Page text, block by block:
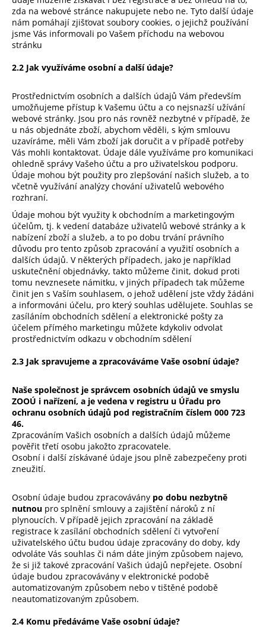
zda na webové stránce nakupujete nebo ne. Tyto další údaje
nám pomáhají zjišťovat soubory cookies, o jejichž používání
jsme Vás informovali po Vašem příchodu na webovou
stránku
2.2 Jak využíváme osobní a další údaje?
Prostřednictvím osobních a dalších údajů Vám především
umožňujeme přístup k Vašemu účtu a co nejsnazší užívání
webové stránky. Jsou pro nás rovněž nezbytné v případě, že
u nás objednáte zboží, abychom věděli, s kým smlouvu
uzavíráme, měli Vám zboží jak doručit a v případě potřeby
Vás mohli kontaktovat. Údaje dále využíváme pro komunikaci
ohledně správy Vašeho účtu a pro uživatelskou podporu.
Údaje mohou být použity pro zlepšování našich služeb, a to
včetně využívání analýzy chování uživatelů webového
rozhraní.
Údaje mohou být využity k obchodním a marketingovým
účelům, tj. k vedení databáze uživatelů webové stránky a k
nabízení zboží a služeb, a to po dobu trvání právního
důvodu pro tento způsob zpracování a využití osobních a
dalších údajů. V některých případech, jako je například
uskutečnění objednávky, takto můžeme činit, dokud proti
tomu nevznesete námitku, v jiných případech tak můžeme
činit jen s Vaším souhlasem, o jehož udělení jste vždy žádáni
a informováni účelu, pro který souhlas udělujete. Souhlas se
zasíláním obchodních sdělení a elektronické pošty za
účelem přímého marketingu můžete kdykoliv odvolat
prostřednictvím odkazu v obchodním sdělení
2.3 Jak spravujeme a zpracováváme Vaše osobní údaje?
Naše společnost je správcem osobních údajů ve smyslu
ZOOÚ i nařízení, a je vedena v registru u Úřadu pro
ochranu osobních údajů pod registračním číslem 000 723
46.
Zpracováním Vašich osobních a dalších údajů můžeme
pověřit třetí osobu jakožto zpracovatele.
Osobní i další získávané údaje jsou plně zabezpečeny proti
zneužití.
Osobní údaje budou zpracovávány po dobu nezbytně
nutnou pro splnění smlouvy a zajištění nároků z ní
plynoucích. V případě jejich zpracování na základě
registrace k zasílání obchodních sdělení či vytvoření
uživatelského účtu budou údaje zpracovány do doby, kdy
odvoláte Vás souhlas či nám dáte jiným způsobem najevo,
že si již takové zpracování Vašich údajů nepřejete. Osobní
údaje budou zpracovávány v elektronické podobě
automatizovaným způsobem nebo v tištěné podobě
neautomatizovaným způsobem.
2.4 Komu předáváme Vaše osobní údaje?